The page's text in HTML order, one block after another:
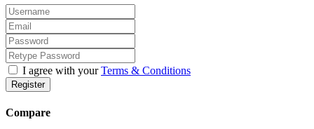
I agree with yourTerms & Conditions
Register
Compare